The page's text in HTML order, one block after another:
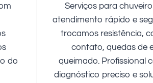
do
Serviços para
atendimento rápido e
trocamos resistência,
contato, quedas de
queimado. Profissional
diagnóstico preciso e